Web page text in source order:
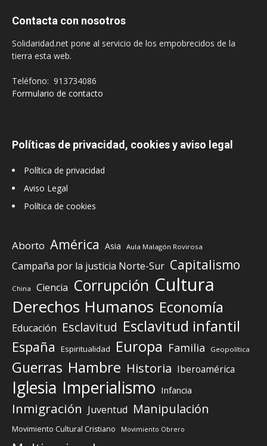
Contacta con nosotros
Solidaridad.net pone al servicio de los empobrecidos de la
tierra esta web.
Teléfono: 913734086
Formulario de contacto
Políticas de privacidad, cookies y aviso legal
Política de privacidad
Aviso Legal
Política de cookies
Aborto América Asia Aula Malagón Rovirosa
Campaña por la justicia Norte-Sur Capitalismo
China Ciencia Corrupción Cultura
Derechos Humanos Economía
Educación Esclavitud Esclavitud infantil
España Espiritualidad Europa Familia Geopolítica
Guerras Hambre Historia Iberoamérica
Iglesia Imperialismo Infancia
Inmigración Juventud Manipulación
Movimiento Cultural Cristiano Movimiento Obrero